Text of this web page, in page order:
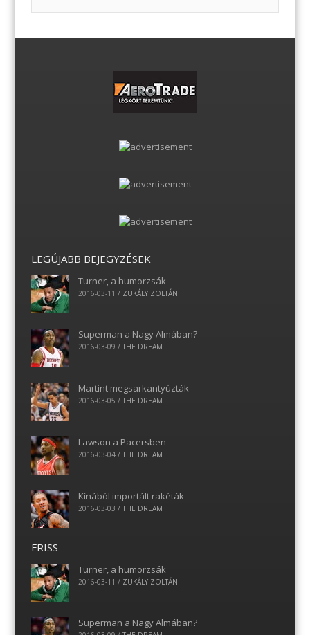
LEGÚJABB BEJEGYZÉSEK
Turner, a humorzsák
2016-03-11 / ZUKÁLY ZOLTÁN
Superman a Nagy Almában?
2016-03-09 / THE DREAM
Martint megsarkantyúzták
2016-03-05 / THE DREAM
Lawson a Pacersben
2016-03-04/ THE DREAM
Kínából importált rakéták
2016-03-03 / THE DREAM
FRISS
Turner, a humorzsák
2016-03-11 / ZUKÁLY ZOLTÁN
Superman a Nagy Almában?